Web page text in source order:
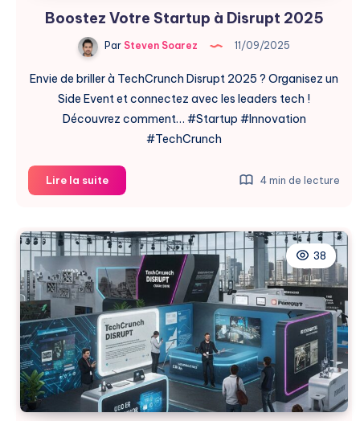
Boostez Votre Startup à Disrupt 2025
Par Steven Soarez 11/09/2025
Envie de briller à TechCrunch Disrupt 2025 ? Organisez un
Side Event et connectez avec les leaders tech !
Découvrez comment… #Startup #Innovation
#TechCrunch
Lire la suiteBoostez
Votre
à
Disrupt
2025
4 min de lecture
38